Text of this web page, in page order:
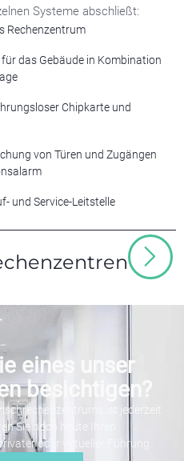
Systeme abschließt:
Rechenzentrum
das Gebäude in Kombination
Chipkarte und
von Türen und Zugängen
und Service-Leitstelle
eines unser
besichtigen?
ist jederzeit
Sie noch heute Ihren
oder virtueller Führung.